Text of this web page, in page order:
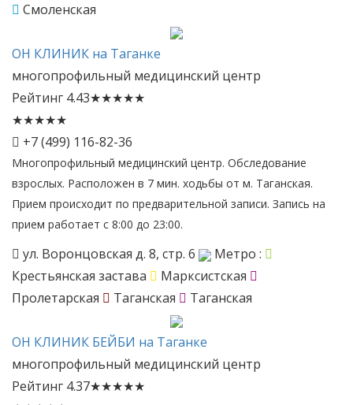
Смоленская
ОН КЛИНИК на Таганке
многопрофильный медицинский центр
Рейтинг 4.43★★★★★
★★★★★
+7 (499) 116-82-36
Многопрофильный медицинский центр. Обследование
взрослых. Расположен в 7 мин. ходьбы от м. Таганская.
Прием происходит по предварительной записи. Запись на
прием работает с 8:00 до 23:00.
ул. Воронцовская д. 8, стр. 6
Метро :
Крестьянская застава
Марксистская
Пролетарская
Таганская Таганская
ОН КЛИНИК БЕЙБИ на Таганке
многопрофильный медицинский центр
Рейтинг 4.37★★★★★